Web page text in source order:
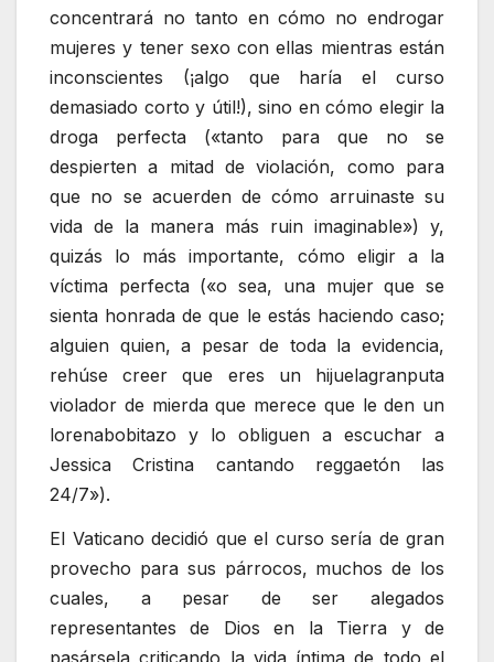
concentrará no tanto en cómo no endrogar
mujeres y tener sexo con ellas mientras están
inconscientes (¡algo que haría el curso
demasiado corto y útil!), sino en cómo elegir la
droga perfecta («tanto para que no se
despierten a mitad de violación, como para
que no se acuerden de cómo arruinaste su
vida de la manera más ruin imaginable») y,
quizás lo más importante, cómo eligir a la
víctima perfecta («o sea, una mujer que se
sienta honrada de que le estás haciendo caso;
alguien quien, a pesar de toda la evidencia,
rehúse creer que eres un hijuelagranputa
violador de mierda que merece que le den un
lorenabobitazo y lo obliguen a escuchar a
Jessica Cristina cantando reggaetón las
24/7»).
El Vaticano decidió que el curso sería de gran
provecho para sus párrocos, muchos de los
cuales, a pesar de ser alegados
representantes de Dios en la Tierra y de
pasársela criticando la vida íntima de todo el